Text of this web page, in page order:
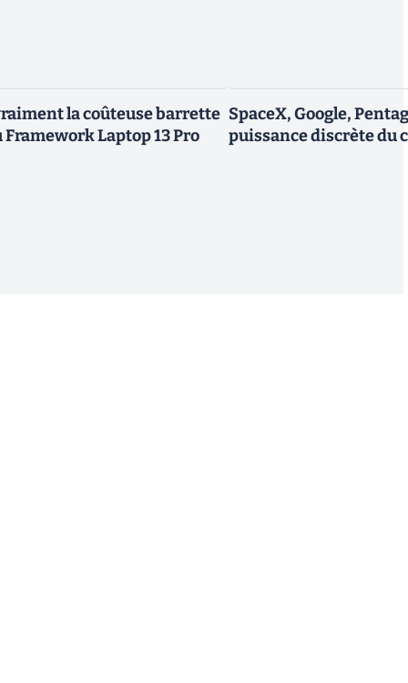
la coûteuse barrette
Framework Laptop 13 Pro
SpaceX, Google,
puissance discrète du